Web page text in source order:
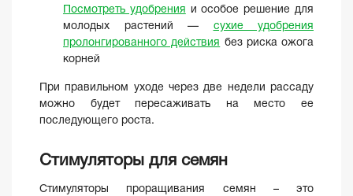
Посмотреть удобрения и особое решение для
молодых растений — сухие удобрения
пролонгированного действия без риска ожога
корней
При правильном уходе через две недели рассаду
можно будет пересаживать на место ее
последующего роста.
Стимуляторы для семян
Стимуляторы проращивания семян – это